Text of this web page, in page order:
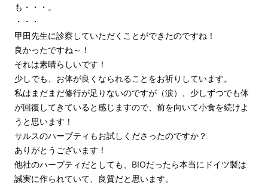
も・・・。
・・・
甲田先生に診察していただくことができたのですね！
良かったですね～！
それは素晴らしいです！
少しでも、お体が良くなられることをお祈りしています。
私はまだまだ修行が足りないのですが（涙）、少しずつでも体
が回復してきていると感じますので、前を向いて小食を続けよ
うと思います！
サルスのハーブティもお試しくださったのですか？
ありがとうございます！
他社のハーブティだとしても、BIOだったら本当にドイツ製は
誠実に作られていて、良質だと思います。